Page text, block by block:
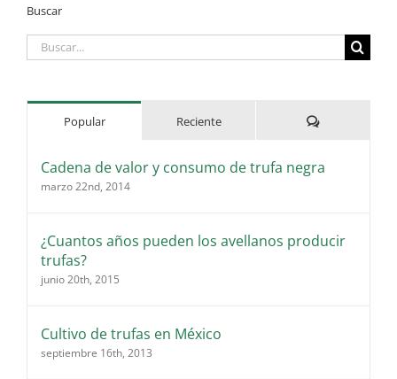
Buscar
Buscar:
Popular Reciente Comentarios
Cadena de valor y consumo de trufa negra
marzo 22nd, 2014
¿Cuantos años pueden los avellanos producir
trufas?
junio 20th, 2015
Cultivo de trufas en México
septiembre 16th, 2013